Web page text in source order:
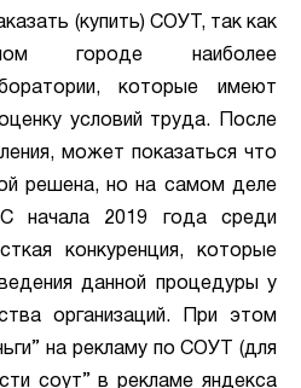
(купить) СОУТ, так как
городе наиболее
которые имеют
условий труда. После
может показаться что
решена, но на самом деле
начала 2019 года среди
конкуренция, которые
данной процедуры у
организаций. При этом
на рекламу по СОУТ (для
соут” в рекламе яндекса